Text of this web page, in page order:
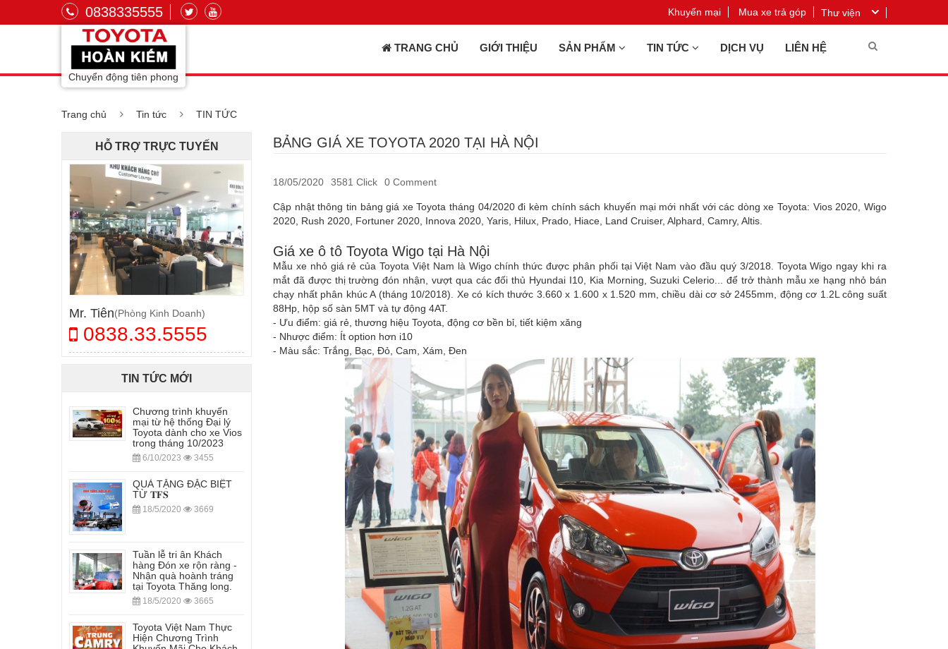
0838335555 Thư viện
Khuyến mại Mua xe trả góp
Chuyển động tiên phong
TRANG CHỦ GIỚI THIỆU SẢN PHẨM TIN TỨC DỊCH VỤ LIÊN HỆ
Trang chủ Tin tức TIN TỨC
BẢNG GIÁ XE TOYOTA 2020 TẠI HÀ NỘI
18/05/2020 3581 Click 0 Comment
Cập nhật thông tin bảng giá xe Toyota tháng 04/2020 đi kèm chính sách khuyến mại mới nhất với các dòng xe Toyota: Vios 2020, Wigo
2020, Rush 2020, Fortuner 2020, Innova 2020, Yaris, Hilux, Prado, Hiace, Land Cruiser, Alphard, Camry, Altis.
Giá xe ô tô Toyota Wigo tại Hà Nội
Mẫu xe nhỏ giá rẻ của Toyota Việt Nam là Wigo chính thức được phân phối tại Việt Nam vào đầu quý 3/2018. Toyota Wigo ngay khi ra
mắt đã được thị trường đón nhận, vượt qua các đối thủ Hyundai I10, Kia Morning, Suzuki Celerio... để trở thành mẫu xe hạng nhỏ bán
chạy nhất phân khúc A (tháng 10/2018). Xe có kích thước 3.660 x 1.600 x 1.520 mm, chiều dài cơ sở 2455mm, động cơ 1.2L công suất
88Hp, hộp số sàn 5MT và tự động 4AT.
- Ưu điểm: giá rẻ, thương hiệu Toyota, động cơ bền bỉ, tiết kiệm xăng
- Nhược điểm: Ít option hơn i10
- Màu sắc: Trắng, Bạc, Đỏ, Cam, Xám, Đen
HỖ TRỢ TRỰC TUYẾN
Mr. Tiên(Phòng Kinh Doanh)
0838.33.5555
TIN TỨC MỚI
Chương trình khuyến
mại từ hệ thống Đại lý
Toyota dành cho xe Vios
trong tháng 10/2023
6/10/2023 3455
QUÀ TẶNG ĐẶC BIỆT
TỪ 𝐓𝐅𝐒
18/5/2020 3669
Tuần lễ tri ân Khách
hàng Đón xe rộn ràng -
Nhận quà hoành tráng
tại Toyota Thăng long.
18/5/2020 3665
Toyota Việt Nam Thực
Hiện Chương Trình